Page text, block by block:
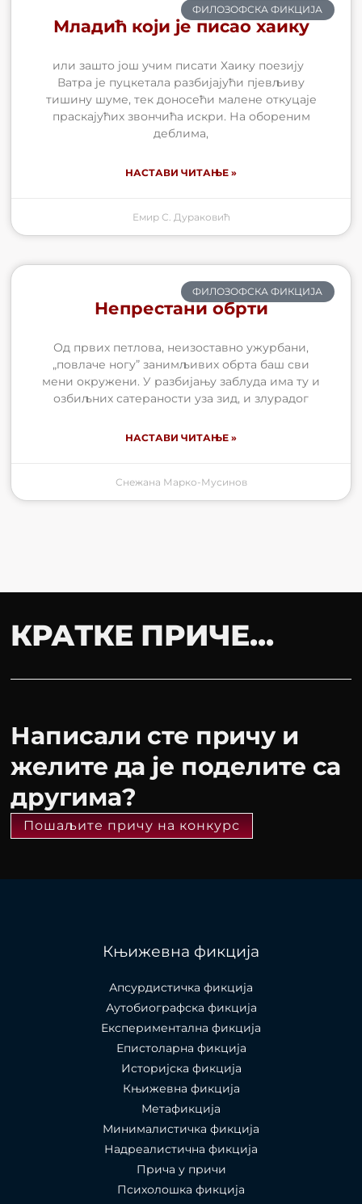
ФИЛОЗОФСКА ФИКЦИЈА
Младић који је писао хаику
или зашто још учим писати Хаику поезију
Ватра је пуцкетала разбијајући пјевљиву
тишину шуме, тек доносећи малене откуцаје
праскајућих звончића искри. На обореним
деблима,
НАСТАВИ ЧИТАЊЕ »
Емир С. Дураковић
ФИЛОЗОФСКА ФИКЦИЈА
Непрестани обрти
Од првих петлова, неизоставно ужурбани,
„повлаче ногу” занимљивих обрта баш сви
мени окружени. У разбијању заблуда има ту и
озбиљних сатераности уза зид, и злурадог
НАСТАВИ ЧИТАЊЕ »
Снежана Марко-Мусинов
КРАТКЕ ПРИЧЕ...
Написали сте причу и
желите да је поделите са
другима?
Пошаљите причу на конкурс
Књижевна фикција
Апсурдистичка фикција
Аутобиографска фикција
Експериментална фикција
Епистоларна фикција
Историјска фикција
Књижевна фикција
Метафикција
Минималистичка фикција
Надреалистична фикција
Прича у причи
Психолошкa фикција